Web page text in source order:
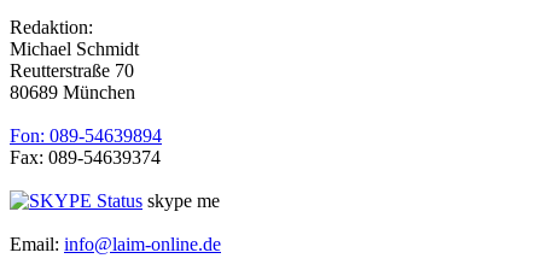
Redaktion:
Michael Schmidt
Reutterstraße 70
80689 München
Fon: 089-54639894
Fax: 089-54639374
skype me
Email: info@laim-online.de